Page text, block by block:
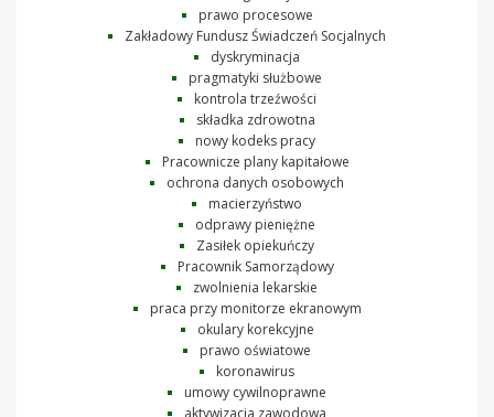
prawo procesowe
Zakładowy Fundusz Świadczeń Socjalnych
dyskryminacja
pragmatyki służbowe
kontrola trzeźwości
składka zdrowotna
nowy kodeks pracy
Pracownicze plany kapitałowe
ochrona danych osobowych
macierzyństwo
odprawy pieniężne
Zasiłek opiekuńczy
Pracownik Samorządowy
zwolnienia lekarskie
praca przy monitorze ekranowym
okulary korekcyjne
prawo oświatowe
koronawirus
umowy cywilnoprawne
aktywizacja zawodowa